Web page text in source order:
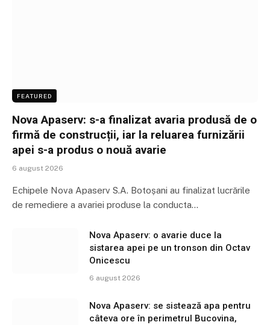
FEATURED
Nova Apaserv: s-a finalizat avaria produsă de o
firmă de construcții, iar la reluarea furnizării
apei s-a produs o nouă avarie
6 august 2026
Echipele Nova Apaserv S.A. Botoșani au finalizat lucrările
de remediere a avariei produse la conducta…
Nova Apaserv: o avarie duce la
sistarea apei pe un tronson din Octav
Onicescu
6 august 2026
Nova Apaserv: se sistează apa pentru
câteva ore în perimetrul Bucovina,